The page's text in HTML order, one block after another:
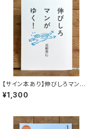
【サイン本あり】伸びしろマンが
ゆく！
¥1,300